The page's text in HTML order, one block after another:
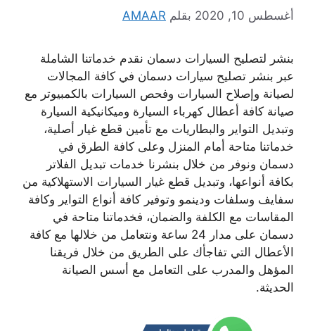
أغسطس 10, 2020 بقلم AMAAR
بنشر لتصليح السيارات دسمان نقدم خدماتنا الشاملة
عبر بنشر تصليح سيارات دسمان في كافة المجالات
لصيانة وإصلاح السيارات وفحص السيارات بالكمبيوتر مع
صيانة كافة أعطال كهرباء السيارة وميكانيكية السيارة
وتبديل التواير والبطاريات مع تأمين قطع غيار أصلية،
خدماتنا متاحة أمام المنزل وعلى كافة الطرق في
دسمان ونوفر من خلال بنشرنا خدمات تبديل الفلاتر
بكافة أنواعها، وتبديل قطع غيار السيارات الاستهلاكية من
سفايف وسلفات ودينمو وتوفير كافة أنواع التواير وكافة
المقاسات مع الكلفة والضمان، فخدماتنا متاحة في
دسمان على مدار 24 ساعة ونتعامل من خلالها مع كافة
الأعطال التي تفاجأك على الطريق من خلال فريقنا
المؤهل والمدرب على التعامل مع أسس الصيانة
الحديثة.